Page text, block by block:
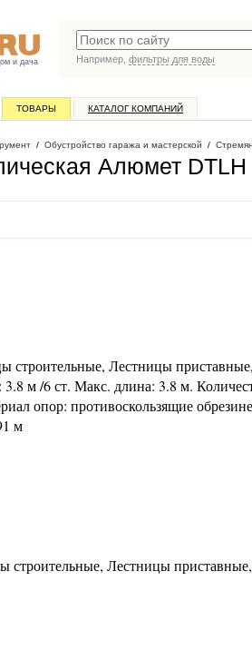
и дача
Например, фильтры для воды
ТОВАРЫ КАТАЛОГ КОМПАНИЙ
/ Обустройство гаража и мастерской /
Алюмет DTLH
строительные, Лестницы
м /6 ст. Макс. длина: 3.8 м.
опор: противоскользящие
м
строительные, Лестницы